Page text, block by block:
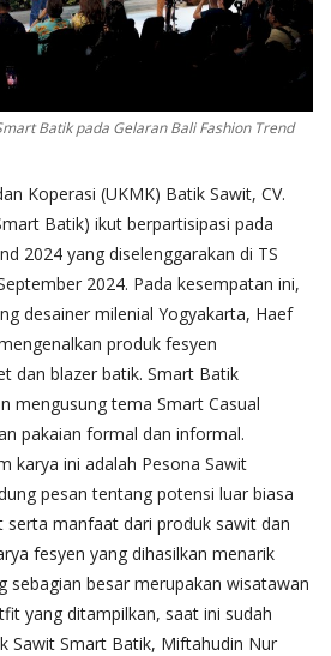
Batik pada Gelaran Bali Fashion Trend
Koperasi (UKMK) Batik Sawit, CV.
Batik) ikut berpartisipasi pada
2024 yang diselenggarakan di TS
2024. Pada kesempatan ini,
desainer milenial Yogyakarta, Haef
produk fesyen
dan blazer batik. Smart Batik
mengusung tema Smart Casual
pakaian formal dan informal.
karya ini adalah Pesona Sawit
pesan tentang potensi luar biasa
serta manfaat dari produk sawit dan
fesyen yang dihasilkan menarik
sebagian besar merupakan wisatawan
yang ditampilkan, saat ini sudah
Sawit Smart Batik, Miftahudin Nur